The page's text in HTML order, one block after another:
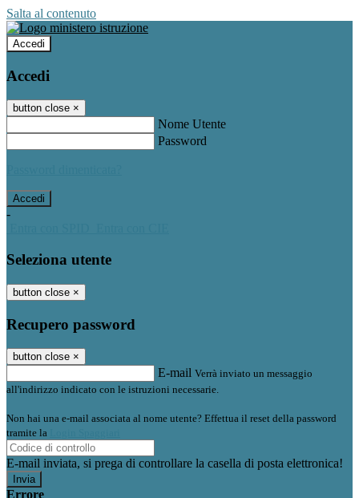
Salta al contenuto
Accedi
Accedi
button close ×
Nome Utente
Password
-
Seleziona utente
button close ×
Recupero password
button close ×
E-mail Verrà inviato un messaggio
all'indirizzo indicato con le istruzioni necessarie.
Non hai una e-mail associata al nome utente? Effettua il reset della password
tramite la
E-mail inviata, si prega di controllare la casella di posta elettronica!
Errore